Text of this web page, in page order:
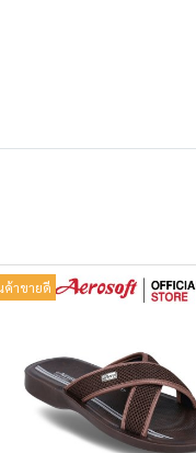
ค้าขายดี